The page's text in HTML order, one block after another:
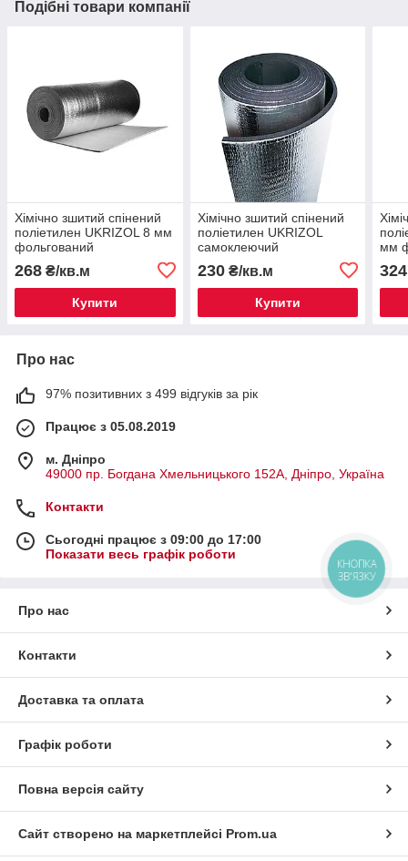
Подібні товари компанії
Хімічно зшитий спінений
поліетилен UKRIZOL 8 мм
фольгований
268 ₴/кв.м
Купити
Хімічно зшитий спінений
поліетилен UKRIZOL
самоклеючий
230₴/кв.м
Купити
мм
324
Про нас
97% позитивних з 499 відгуків за рік
Працює з 05.08.2019
м. Дніпро
49000 пр. Богдана Хмельницького 152А, Дніпро, Україна
Контакти
Сьогодні працює з 09:00 до 17:00
Показати весь графік роботи
Про нас
Контакти
Доставка та оплата
Графік роботи
Повна версія сайту
Сайт створено на маркетплейсі Prom.ua
КНОПКА
ЗВ'ЯЗКУ